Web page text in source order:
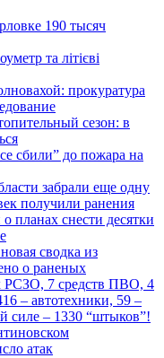
190 тысяч
та літієві
прокуратура
сезон: в
сбили” до пожара на
забрали еще одну
получили ранения
планах снести десятки
сводка из
о раненых
РСЗО, 7 средств ПВО, 4
– автотехники, 59 –
силе – 1330 “штыков”!
атак